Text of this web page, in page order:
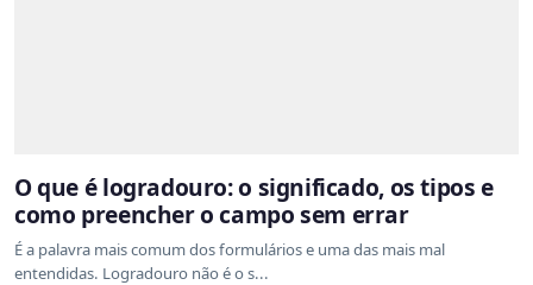
O que é logradouro: o significado, os tipos e
como preencher o campo sem errar
É a palavra mais comum dos formulários e uma das mais mal
entendidas. Logradouro não é o s...